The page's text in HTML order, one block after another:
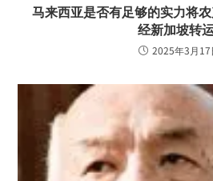
马来西亚是否有足够的实力将
经新加坡转
2025年3月17